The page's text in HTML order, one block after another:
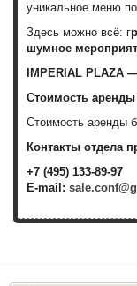
уникальное меню
Здесь можно всё: г
шумное
IMPERIAL PLAZA —
Стоимость аренды
Стоимость аренды
Контакты отдела
+7 (495) 133-89-97
E-mail: